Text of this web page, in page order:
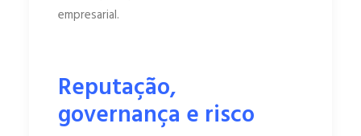
empresarial.
Reputação,
governança e risco